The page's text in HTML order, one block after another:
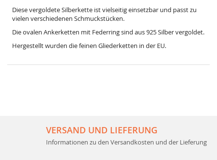
Diese vergoldete Silberkette ist vielseitig einsetzbar und passt zu
vielen verschiedenen Schmuckstücken.
Die ovalen Ankerketten mit Federring sind aus 925 Silber vergoldet.
Hergestellt wurden die feinen Gliederketten in der EU.
VERSAND UND LIEFERUNG
Informationen zu den Versandkosten und der Lieferung